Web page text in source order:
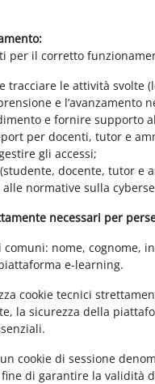
per il corretto
tracciare le attività svolte
e l’avanzamento
e fornire supporto
per docenti, tutor e
gli accessi;
docente, tutor e
normative sulla
necessari per
nome, cognome,
e-learning.
cookie tecnici
la sicurezza della
cookie di sessione
di garantire la validità